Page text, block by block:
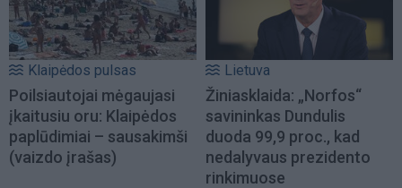
Klaipėdos pulsas
Poilsiautojai mėgaujasi
įkaitusiu oru: Klaipėdos
paplūdimiai – sausakimši
(vaizdo įrašas)
Lietuva
Žiniasklaida: „Norfos“
savininkas Dundulis
duoda 99,9 proc., kad
nedalyvaus prezidento
rinkimuose